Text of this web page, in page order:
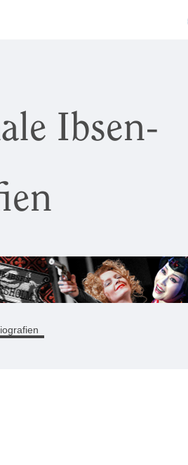
Ibsen-